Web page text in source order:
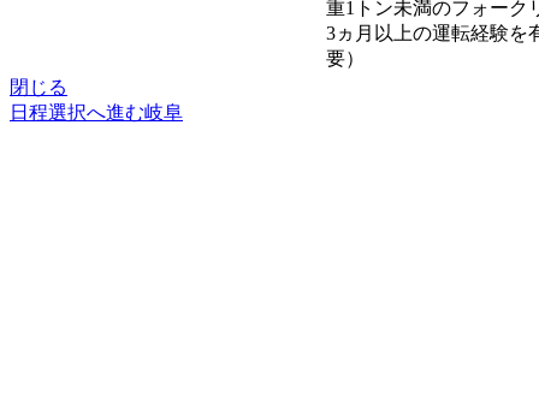
重1トン未満のフォーク
3ヵ月以上の運転経験を
要）
閉じる
日程選択へ進む岐阜